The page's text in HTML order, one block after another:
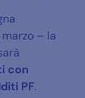
– la
con
PF.